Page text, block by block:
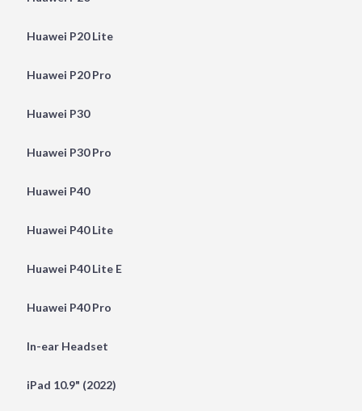
Huawei P20 Lite
Huawei P20 Pro
Huawei P30
Huawei P30 Pro
Huawei P40
Huawei P40 Lite
Huawei P40 Lite E
Huawei P40 Pro
In-ear Headset
iPad 10.9" (2022)